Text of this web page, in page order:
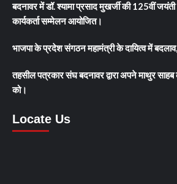
बदनावर में डॉ. श्यामा प्रसाद मुखर्जी की 125वीं
कार्यकर्ता सम्मेलन आयोजित।
भाजपा के प्रदेश संगठन महामंत्री के दायित्व में बदलाव,
तहसील पत्रकार संघ बदनावर द्वारा अपने माथुर
को।
Locate Us